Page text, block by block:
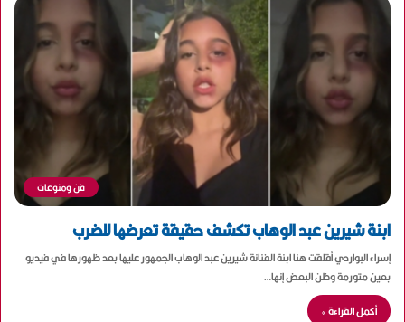
فن ومنوعات
ابنة شيرين عبد الوهاب تكشف حقيقة تعرضها للضرب
إسراء البواردي أقلقت هنا ابنة الفنانة شيرين عبد الوهاب الجمهور عليها بعد ظهورها في فيديو
بعين متورمة وظن البعض إنها…
أكمل القراءة »